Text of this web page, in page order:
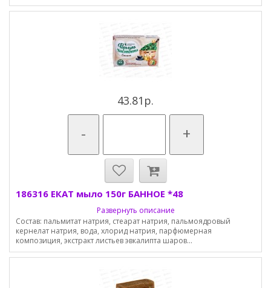
43.81р.
- +
186316 ЕКАТ мыло 150г БАННОЕ *48
Развернуть описание
Состав: пальмитат натрия, стеарат натрия, пальмоядровый
кернелат натрия, вода, хлорид натрия, парфюмерная
композиция, экстракт листьев эвкалипта шаров...